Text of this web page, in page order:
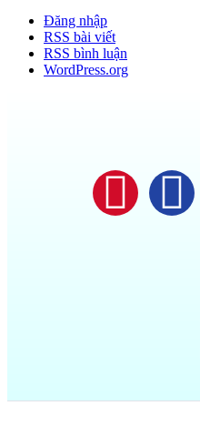
Đăng nhập
RSS bài viết
RSS bình luận
WordPress.org